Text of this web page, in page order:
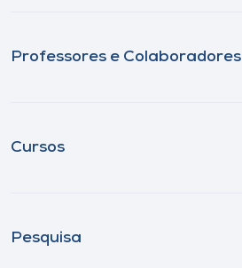
Professores e Colaboradores
Cursos
Pesquisa